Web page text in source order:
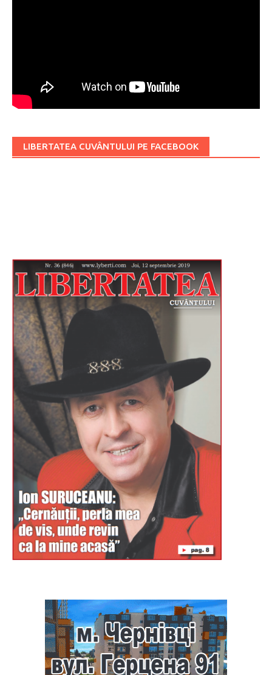
LIBERTATEA CUVÂNTULUI PE FACEBOOK